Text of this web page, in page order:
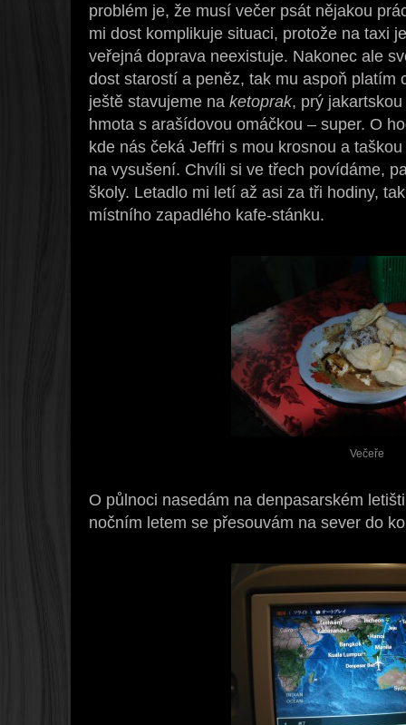
problém je, že musí večer psát nějakou
mi dost komplikuje situaci, protože na taxi
veřejná doprava neexistuje. Nakonec ale
dost starostí a peněz, tak mu aspoň platím
ještě stavujeme na ketoprak, prý
hmota s arašídovou omáčkou – super. O
kde nás čeká Jeffri s mou krosnou a
na vysušení. Chvíli si ve třech povídáme,
školy. Letadlo mi letí až asi za tři hodiny,
místního zapadlého kafe-stánku.
Večeře
O půlnoci nasedám na denpasarském
nočním letem se přesouvám na sever do